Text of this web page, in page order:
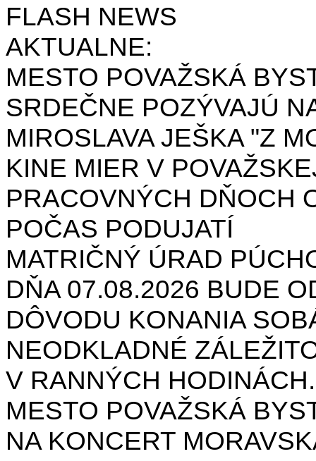
FLASH NEWS
AKTUALNE:
MESTO POVAŽSKÁ
SRDEČNE POZÝVAJÚ
MIROSLAVA JEŠKA "Z
KINE MIER V
PRACOVNÝCH DŇOCH
POČAS PODUJATÍ
MATRIČNÝ ÚRAD
DŇA 07.08.2026 BUDE
DÔVODU KONANIA
NEODKLADNÉ
V RANNÝCH
MESTO POVAŽSKÁ
NA KONCERT